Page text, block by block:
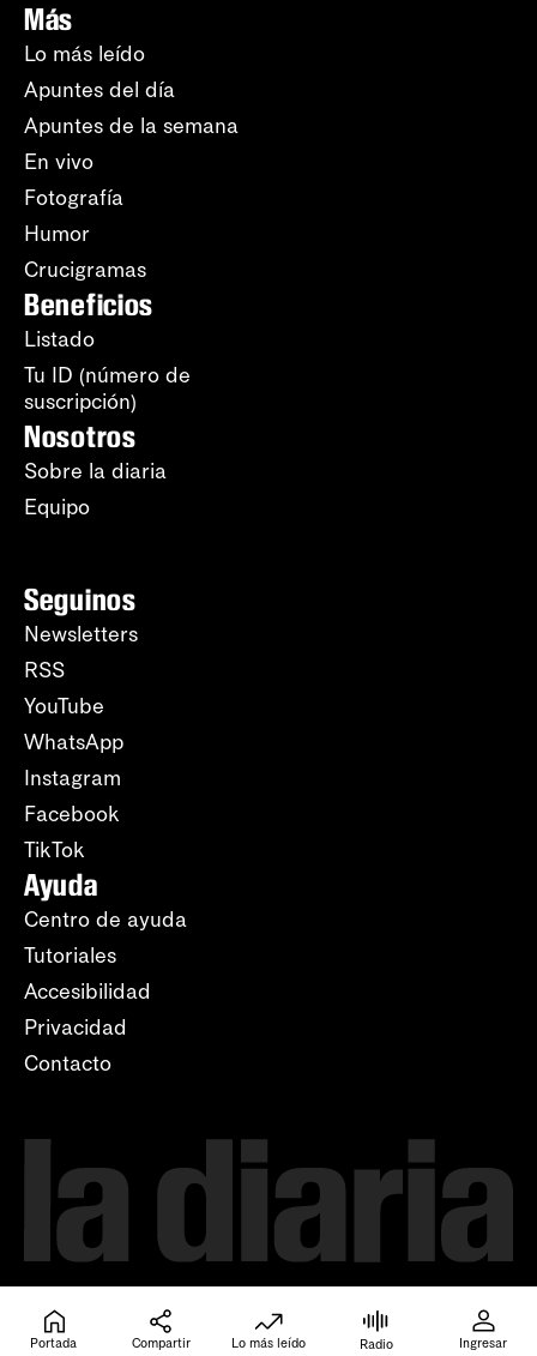
Más
Lo más leído
Apuntes del día
Apuntes de la semana
En vivo
Fotografía
Humor
Crucigramas
Beneficios
Listado
Tu ID (número de
suscripción)
Nosotros
Sobre la diaria
Equipo
Seguinos
Newsletters
RSS
YouTube
WhatsApp
Instagram
Facebook
TikTok
Ayuda
Centro de ayuda
Tutoriales
Accesibilidad
Privacidad
Contacto
Portada Compartir Lo más leído Radio Ingresar